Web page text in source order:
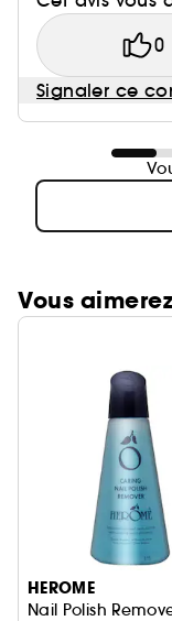
0
Signaler ce
Vous
Ignorer le
HEROME
Nail Polish